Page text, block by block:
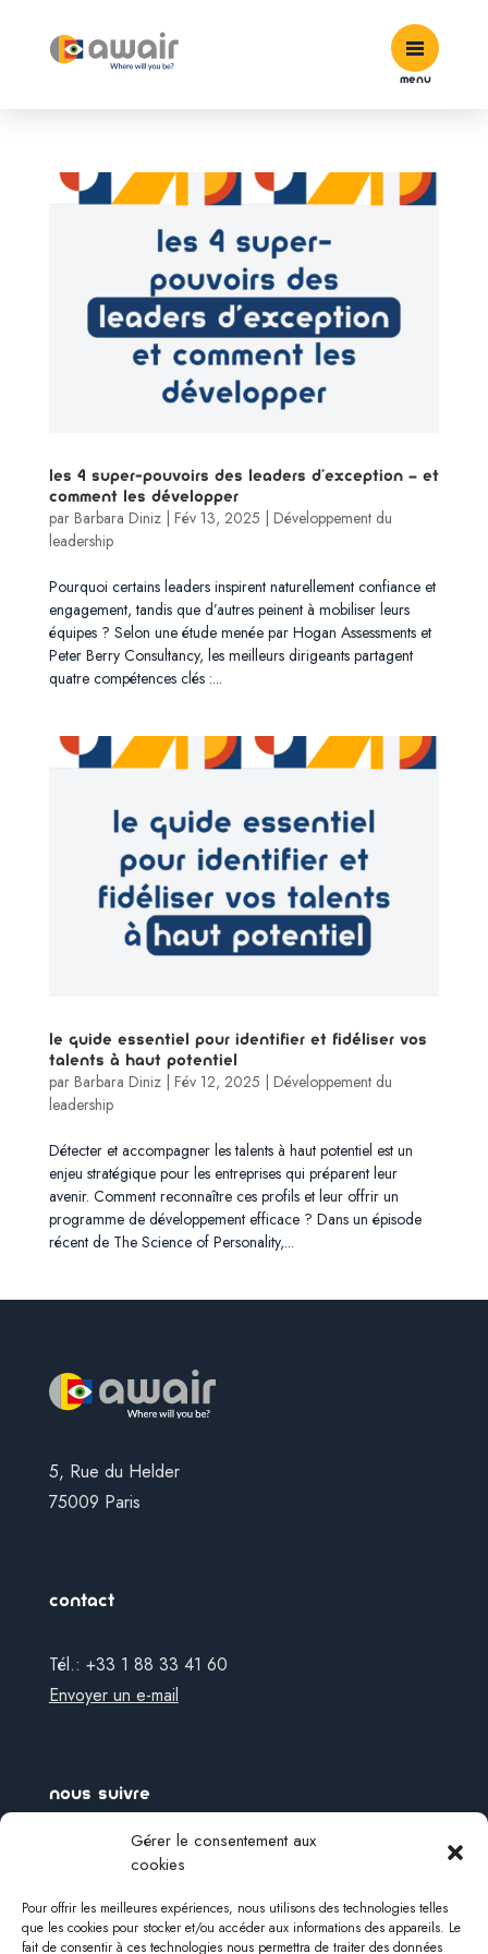
Gérer le consentement aux
cookies
Pour offrir les meilleures expériences, nous utilisons des technologies telles
que les cookies pour stocker et/ou accéder aux informations des appareils. Le
fait de consentir à ces technologies nous permettra de traiter des données
menu
Les 4 super-pouvoirs des leaders d’exception – et
comment les développer
par Barbara Diniz| Fév 13, 2025 | Développement du
leadership
Pourquoi certains leaders inspirent naturellement confiance et
engagement, tandis que d’autres peinent à mobiliser leurs
équipes ? Selon une étude menée par Hogan Assessments et
Peter Berry Consultancy, les meilleurs dirigeants partagent
quatre compétences clés :...
Le guide essentiel pour identifier et fidéliser vos
talents à haut potentiel
par Barbara Diniz| Fév 12, 2025 | Développement du
leadership
Détecter et accompagner les talents à haut potentiel est un
enjeu stratégique pour les entreprises qui préparent leur
avenir. Comment reconnaître ces profils et leur offrir un
programme de développement efficace ? Dans un épisode
récent de The Science of Personality,...
5, Rue du Helder
75009 Paris
contact
Tél.: +33 1 88 33 41 60
Envoyer un e-mail
nous suivre
Awair France